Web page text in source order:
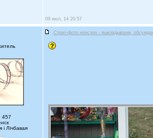
09 июл, 14 20:57
Стрит-фото нонстоп - выкладываем,
457
i Лічбавая